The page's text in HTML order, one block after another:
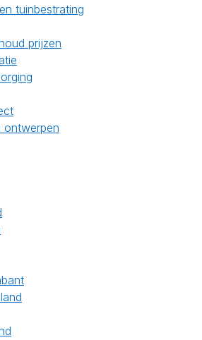
tuinbestrating
prijzen
ontwerpen